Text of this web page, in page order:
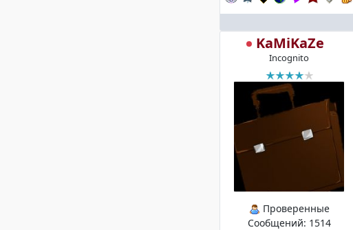
KaMiKaZe
Incognito
Проверенные
Сообщений: 1514